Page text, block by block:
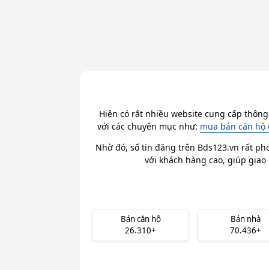
Hiện có rất nhiều website cung cấp
với các chuyên mục như: mua bán căn hộ
Nhờ đó, số tin đăng trên Bds123.vn rất
với khách hàng cao, giúp
Bán căn hộ
26.310+
Bán nhà
70.436+